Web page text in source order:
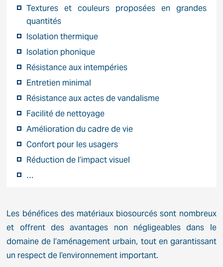
Textures et couleurs proposées en grandes
quantités
Isolation thermique
Isolation phonique
Résistance aux intempéries
Entretien minimal
Résistance aux actes de vandalisme
Facilité de nettoyage
Amélioration du cadre de vie
Confort pour les usagers
Réduction de l’impact visuel
…
Les bénéfices des matériaux biosourcés sont nombreux
et offrent des avantages non négligeables dans le
domaine de l’aménagement urbain, tout en garantissant
un respect de l’environnement important.